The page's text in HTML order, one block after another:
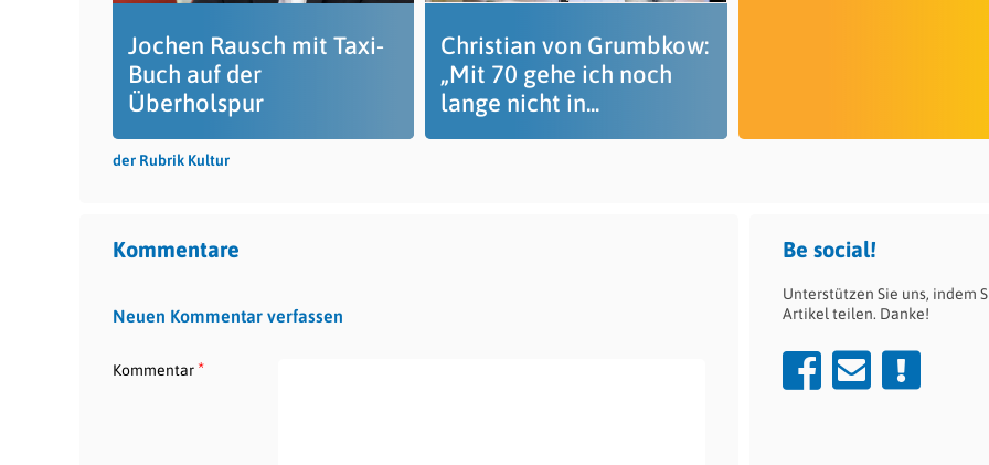
Jochen Rausch mit Taxi-
Buch auf der
Überholspur
Christian von Grumbkow:
„Mit 70 gehe ich noch
lange nicht in...
der Rubrik Kultur
Kommentare
Neuen Kommentar verfassen
Kommentar*
Be social!
Unterstützen Sie uns, indem
Artikel teilen. Danke!